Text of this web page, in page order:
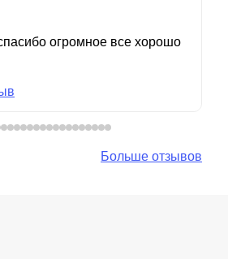
огромное все хорошо
Больше отзывов